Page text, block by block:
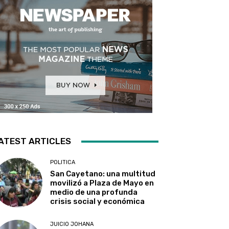
ARTICLES
POLITICA
San Cayetano: una multitud
movilizó a Plaza de Mayo en
medio de una profunda
crisis social y económica
JUICIO JOHANA